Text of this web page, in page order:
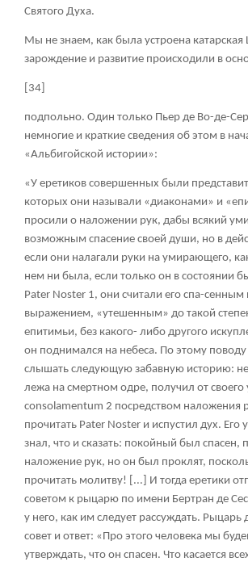
Святого Духа.
Мы не знаем, как была устроена катарская
зарождение и развитие происходили в
[34]
подпольно. Один только Пьер де Во-де-
немногие и краткие сведения об этом в
«Альбигойской истории»:
«У еретиков совершенных были
которых они называли «диаконами» и
просили о наложении рук, дабы всякий
возможным спасение своей души, но в
если они налагали руки на умирающего,
нем ни была, если только он в состоянии
Pater Noster 1, они считали его спа-сенным
выражением, «утешенным» до такой
епитимьи, без какого- либо другого
он поднимался на небеса. По этому
слышать следующую забавную историю:
лежа на смертном одре, получил от своего
consolamentum 2 посредством наложения
прочитать Pater Noster и испустил дух. Его
знал, что и сказать: покойный был спасен,
наложение рук, но он был проклят,
прочитать молитву! [...] И тогда еретики
советом к рыцарю по имени Бертран де
у него, как им следует рассуждать. Рыцарь
совет и ответ: «Про этого человека мы
утверждать, что он спасен. Что касается